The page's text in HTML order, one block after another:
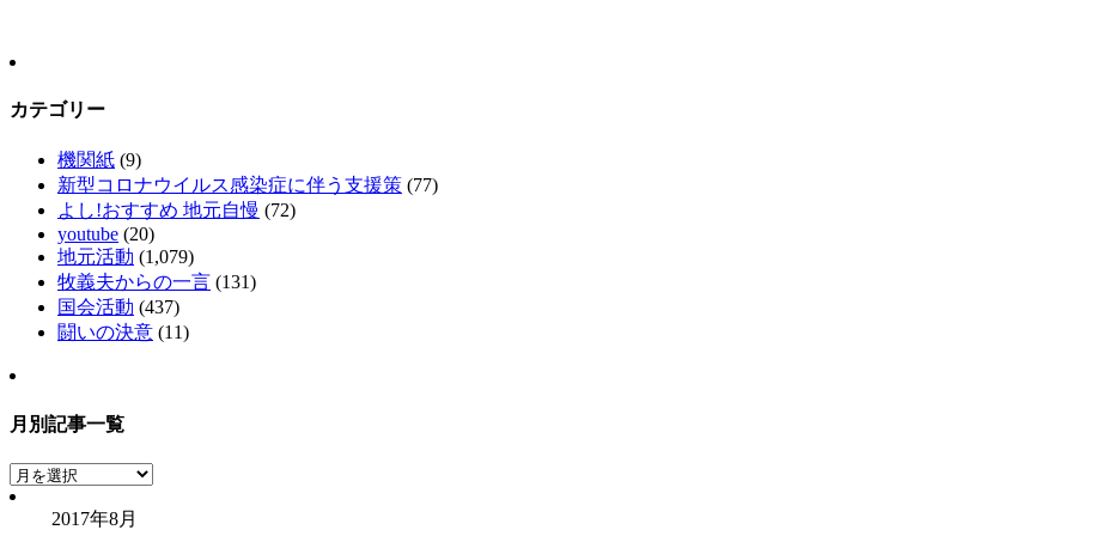
カテゴリー
機関紙 (9)
新型コロナウイルス感染症に伴う支援策 (77)
よし!おすすめ 地元自慢 (72)
youtube (20)
地元活動 (1,079)
牧義夫からの一言 (131)
国会活動 (437)
闘いの決意 (11)
月別記事一覧
月
別
2017年8月